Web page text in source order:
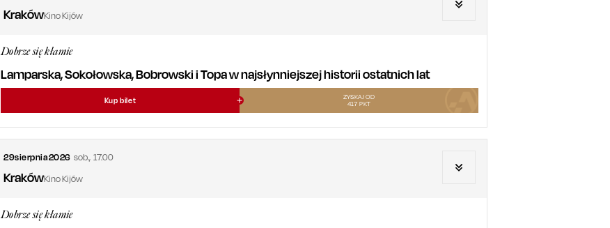
KrakówKino Kijów
Dobrze się kłamie
Lamparska, Sokołowska, Bobrowski i Topa w najsłynniejszej historii ostatnich lat
Kup bilet
ZYSKAJ OD
417 PKT
29sierpnia2026 sob., 17.00
KrakówKino Kijów
Dobrze się kłamie